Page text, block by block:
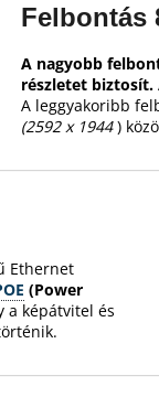
Felbontás
A nagyobb
részletet biztosít.
A leggyakoribb
(2592 x 1944)
Ethernet
(Power
a képátvitel és